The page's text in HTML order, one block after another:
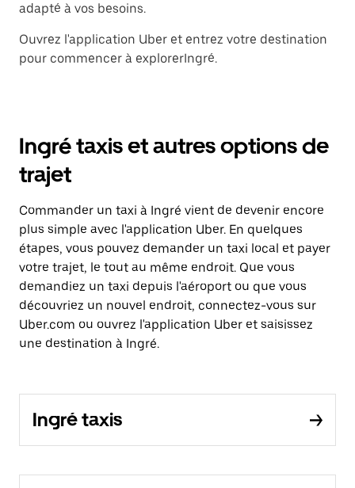
adapté à vos besoins.
Ouvrez l'application Uber et entrez votre destination
pour commencer à explorerIngré.
Ingré taxis et autres options de
trajet
Commander un taxi à Ingré vient de devenir encore
plus simple avec l'application Uber. En quelques
étapes, vous pouvez demander un taxi local et payer
votre trajet, le tout au même endroit. Que vous
demandiez un taxi depuis l'aéroport ou que vous
découvriez un nouvel endroit, connectez-vous sur
Uber.com ou ouvrez l'application Uber et saisissez
une destination à Ingré.
Ingré taxis